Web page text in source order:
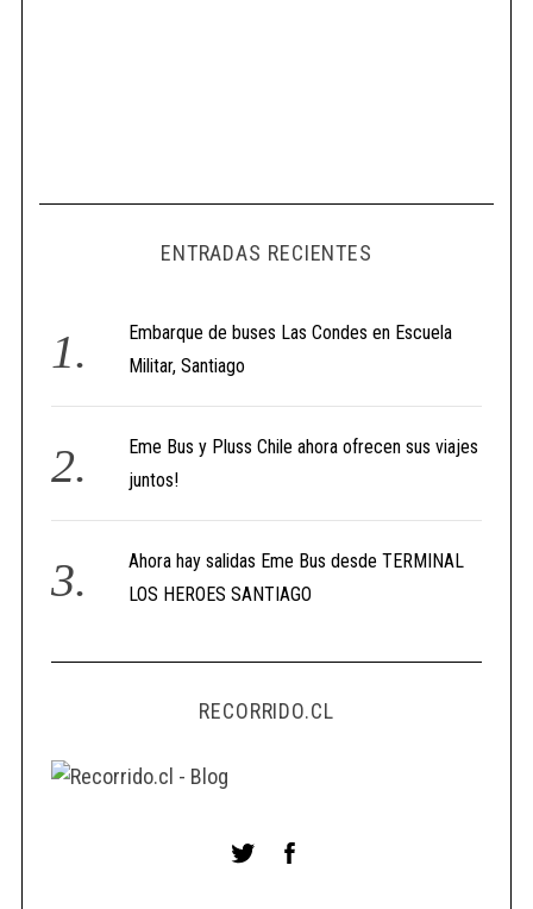
ENTRADAS RECIENTES
Embarque de buses Las Condes en Escuela
Militar, Santiago
Eme Bus y Pluss Chile ahora ofrecen sus viajes
juntos!
Ahora hay salidas Eme Bus desde TERMINAL
LOS HEROES SANTIAGO
RECORRIDO.CL